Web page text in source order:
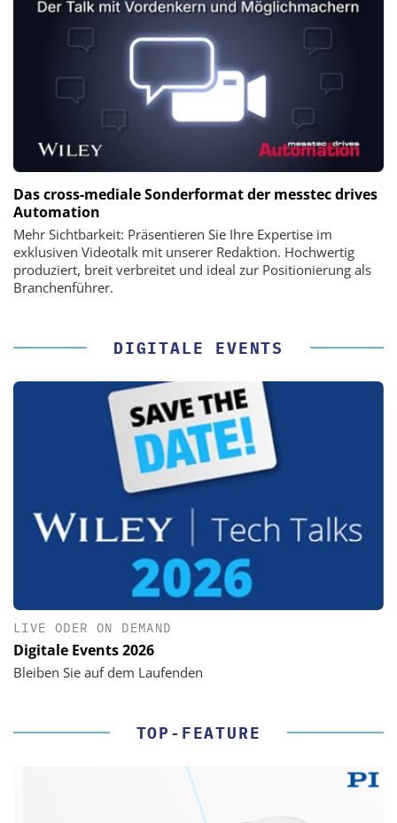
Das cross-mediale Sonderformat der messtec drives
Automation
Mehr Sichtbarkeit: Präsentieren Sie Ihre Expertise im
exklusiven Videotalk mit unserer Redaktion. Hochwertig
produziert, breit verbreitet und ideal zur Positionierung als
Branchenführer.
DIGITALE EVENTS
LIVE ODER ON DEMAND
Digitale Events 2026
Bleiben Sie auf dem Laufenden
TOP-FEATURE